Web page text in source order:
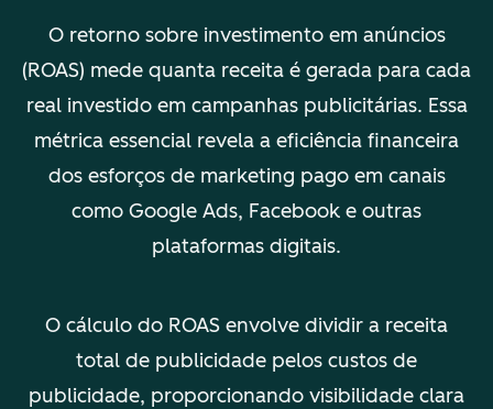
O retorno sobre investimento em anúncios
(ROAS) mede quanta receita é gerada para cada
real investido em campanhas publicitárias. Essa
métrica essencial revela a eficiência financeira
dos esforços de marketing pago em canais
como Google Ads, Facebook e outras
plataformas digitais.
O cálculo do ROAS envolve dividir a receita
total de publicidade pelos custos de
publicidade, proporcionando visibilidade clara